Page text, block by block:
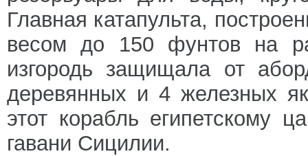
Главная катапульта,
весом до 150 фунтов на
изгородь защищала от
деревянных и 4 железных
этот корабль египетскому
гавани Сицилии.